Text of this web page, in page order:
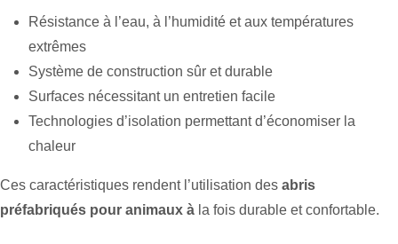
Résistance à l’eau, à l’humidité et aux températures
extrêmes
Système de construction sûr et durable
Surfaces nécessitant un entretien facile
Technologies d’isolation permettant d’économiser la
chaleur
Ces caractéristiques rendent l’utilisation des abris
préfabriqués pour animaux à la fois durable et confortable.